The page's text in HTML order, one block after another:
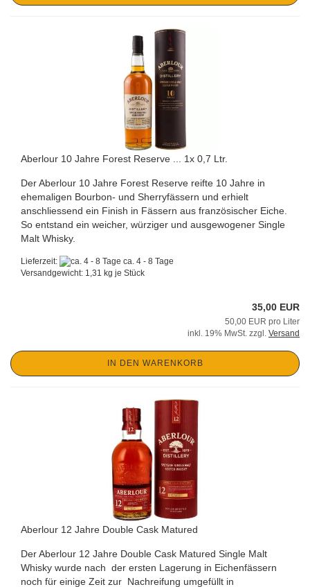
Aberlour 10 Jahre Forest Reserve ... 1x 0,7 Ltr.
Der Aberlour 10 Jahre Forest Reserve reifte 10 Jahre in
ehemaligen Bourbon- und Sherryfässern und erhielt
anschliessend ein Finish in Fässern aus französischer Eiche.
So entstand ein weicher, würziger und ausgewogener Single
Malt Whisky.
Lieferzeit:
ca. 4 - 8 Tage
Versandgewicht: 1,31 kg je Stück
35,00 EUR
50,00 EUR pro Liter
inkl. 19% MwSt. zzgl. Versand
IN DEN WARENKORB
Aberlour 12 Jahre Double Cask Matured
Der Aberlour 12 Jahre Double Cask Matured Single Malt
Whisky wurde nach der ersten Lagerung in Eichenfässern
noch für einige Zeit zur Nachreifung umgefüllt in